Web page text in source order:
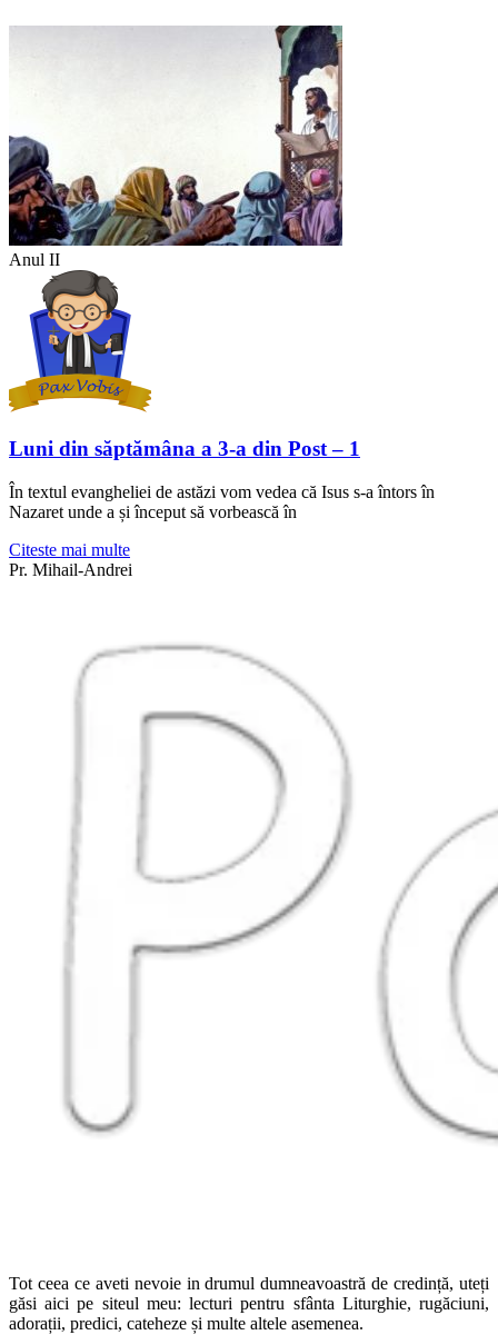
Anul II
Luni din săptămâna a 3-a din Post – 1
În textul evangheliei de astăzi vom vedea că Isus s-a întors în
Nazaret unde a și început să vorbească în
Citeste mai multe
Pr. Mihail-Andrei
Tot ceea ce aveti nevoie in drumul dumneavoastră de credință, uteți
găsi aici pe siteul meu: lecturi pentru sfânta Liturghie, rugăciuni,
adorații, predici, cateheze și multe altele asemenea.